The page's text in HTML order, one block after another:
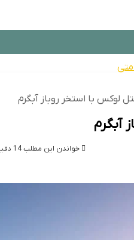
خواندن این مطلب 14 دقیقه زمان میبرد